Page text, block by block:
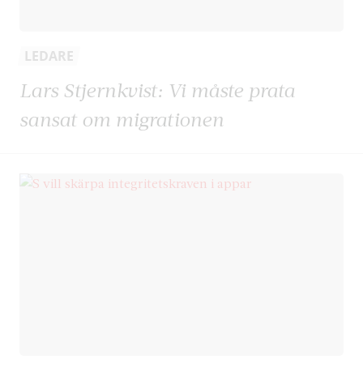
LEDARE
Lars Stjernkvist: Vi måste prata
sansat om migrationen